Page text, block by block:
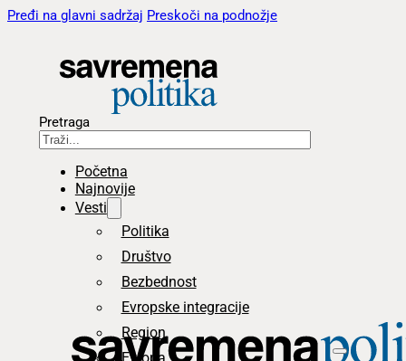
Pređi na glavni sadržaj Preskoči na podnožje
Pretraga
Početna
Najnovije
Vesti
Politika
Društvo
Bezbednost
Evropske integracije
Region